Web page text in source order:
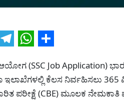
(SSC Job Application)
ಇಲಾಖೆಗಳಲ್ಲಿ ಕೆಲಸ ನಿರ್ವಹಿಸಲು 365
ಪರೀಕ್ಷೆ (CBE) ಮೂಲಕ ನೇಮಕಾತಿ